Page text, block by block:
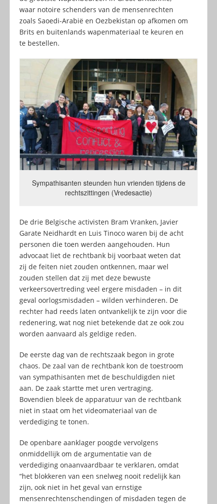
waar notoire schenders van de mensenrechten
zoals Saoedi-Arabië en Oezbekistan op afkomen om
Brits en buitenlands wapenmateriaal te keuren en
te bestellen.
Sympathisanten steunden hun vrienden tijdens de
rechtszittingen (Vredesactie)
De drie Belgische activisten Bram Vranken, Javier
Garate Neidhardt en Luis Tinoco waren bij de acht
personen die toen werden aangehouden. Hun
advocaat liet de rechtbank bij voorbaat weten dat
zij de feiten niet zouden ontkennen, maar wel
zouden stellen dat zij met deze bewuste
verkeersovertreding veel ergere misdaden – in dit
geval oorlogsmisdaden – wilden verhinderen. De
rechter had reeds laten ontvankelijk te zijn voor die
redenering, wat nog niet betekende dat ze ook zou
worden aanvaard als geldige reden.
De eerste dag van de rechtszaak begon in grote
chaos. De zaal van de rechtbank kon de toestroom
van sympathisanten met de beschuldigden niet
aan. De zaak startte met uren vertraging.
Bovendien bleek de apparatuur van de rechtbank
niet in staat om het videomateriaal van de
verdediging te tonen.
De openbare aanklager poogde vervolgens
onmiddellijk om de argumentatie van de
verdediging onaanvaardbaar te verklaren, omdat
“het blokkeren van een snelweg nooit redelijk kan
zijn, ook niet in het geval van ernstige
mensenrechtenschendingen of misdaden tegen de